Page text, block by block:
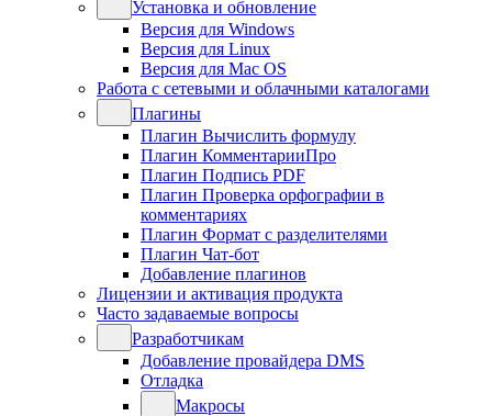
Установка и обновление
Версия для Windows
Версия для Linux
Версия для Mac OS
Работа с сетевыми и облачными каталогами
Плагины
Плагин Вычислить формулу
Плагин КомментарииПро
Плагин Подпись PDF
Плагин Проверка орфографии в
комментариях
Плагин Формат с разделителями
Плагин Чат-бот
Добавление плагинов
Лицензии и активация продукта
Часто задаваемые вопросы
Разработчикам
Добавление провайдера DMS
Отладка
Макросы